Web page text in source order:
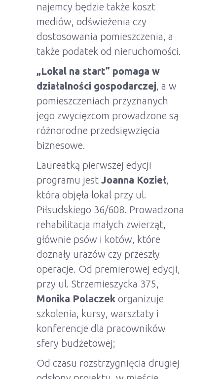
najemcy będzie także koszt
mediów, odświeżenia czy
dostosowania pomieszczenia, a
także podatek od nieruchomości.
„Lokal na start” pomaga w
działalności gospodarczej , a w
pomieszczeniach przyznanych
jego zwycięzcom prowadzone są
różnorodne przedsięwzięcia
biznesowe.
Laureatką pierwszej edycji
programu jest Joanna Kozieł
która objęła lokal przy ul.
Piłsudskiego 36/608. Prowadzona
rehabilitacja małych zwierząt,
głównie psów i kotów, które
doznały urazów czy przeszły
operacje. Od premierowej edycji,
przy ul. Strzemieszycka 375,
Monika Polaczek organizuje
szkolenia, kursy, warsztaty i
konferencje dla pracowników
sfery budżetowej;
Od czasu rozstrzygnięcia drugiej